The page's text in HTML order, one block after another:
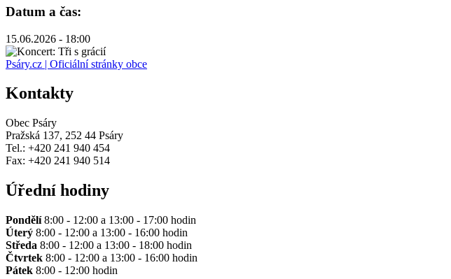
Datum a čas:
15.06.2026 - 18:00
Psáry.cz | Oficiální stránky obce
Kontakty
Obec Psáry
Pražská 137, 252 44 Psáry
Tel.: +420 241 940 454
Fax: +420 241 940 514
Úřední hodiny
Pondělí8:00 - 12:00 a 13:00 - 17:00 hodin
Úterý 8:00 - 12:00 a 13:00 - 16:00 hodin
Středa 8:00 - 12:00 a 13:00 - 18:00 hodin
Čtvrtek 8:00 - 12:00 a 13:00 - 16:00 hodin
Pátek 8:00 - 12:00 hodin